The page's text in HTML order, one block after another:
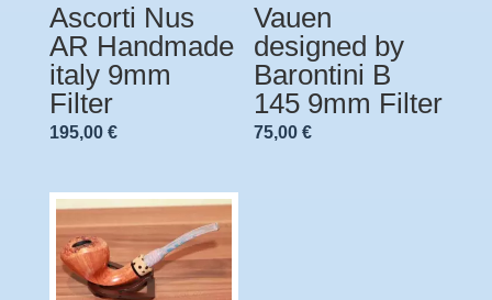
Ascorti Nus
AR Handmade
italy 9mm
Filter
195,00 €
Vauen
designed by
Barontini B
145 9mm Filter
75,00€